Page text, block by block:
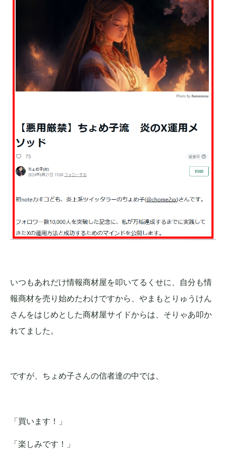
いつもあれだけ情報商材屋を叩いてるくせに、自分も情
報商材を売り始めたわけですから、やまもとりゅうけん
さんをはじめとした商材屋サイドからは、そりゃあ叩か
れてました。
ですが、ちょめ子さんの信者達の中では、
「買います！」
「楽しみです！」